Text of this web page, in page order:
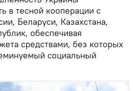
в тесной кооперации с
Беларуси, Казахстана,
обеспечивая
средствами, без которых
социальный